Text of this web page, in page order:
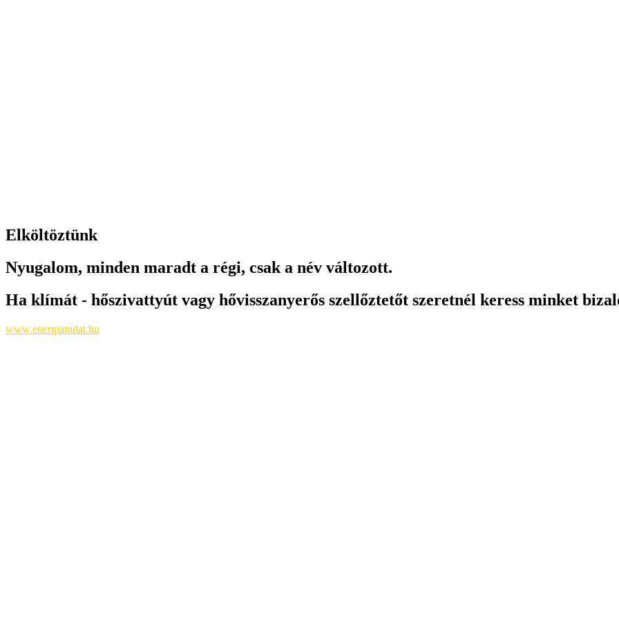
Elköltöztünk
Nyugalom, minden maradt a régi, csak a név változott.
Ha klímát - hőszivattyút vagy hővisszanyerős szellőztetőt szeretnél keress minket
www.energiatudat.hu